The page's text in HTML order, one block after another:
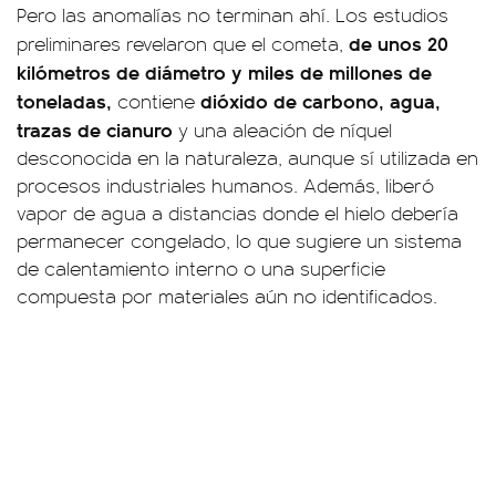
Pero las anomalías no terminan ahí. Los estudios
preliminares revelaron que el cometa, de unos 20
kilómetros de diámetro y miles de millones de
toneladas, contiene dióxido de carbono, agua,
trazas de cianuro y una aleación de níquel
desconocida en la naturaleza, aunque sí utilizada en
procesos industriales humanos. Además, liberó
vapor de agua a distancias donde el hielo debería
permanecer congelado, lo que sugiere un sistema
de calentamiento interno o una superficie
compuesta por materiales aún no identificados.